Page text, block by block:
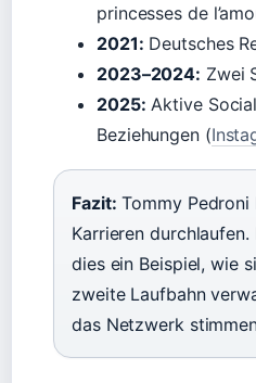
princesses de
2021: Deutsches
2023–2024: Zwei
2025: Aktive
Beziehungen (
Fazit: Tommy
Karrieren
dies ein Beispiel, wie
zweite Laufbahn
das Netzwerk